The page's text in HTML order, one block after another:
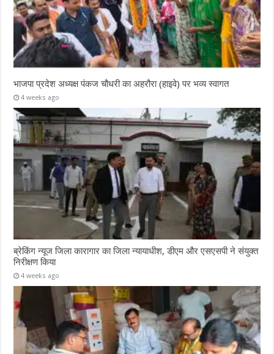
भाजपा प्रदेश अध्यक्ष पंकज चौधरी का अहरौरा (हाइवे) पर भव्य स्वागत
4 weeks ago
ब्रेकिंग न्यूज जिला कारागार का जिला न्यायाधीश, डीएम और एसएसपी ने संयुक्त
निरीक्षण किया
4 weeks ago